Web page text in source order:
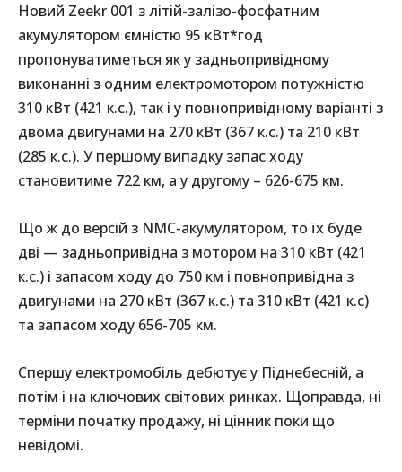
Новий Zeekr 001 з літій-залізо-фосфатним
акумулятором ємністю 95 кВт*год
пропонуватиметься як у задньопривідному
виконанні з одним електромотором потужністю
310 кВт (421 к.с.), так і у повнопривідному варіанті з
двома двигунами на 270 кВт (367 к.с.) та 210 кВт
(285 к.с.). У першому випадку запас ходу
становитиме 722 км, а у другому – 626-675 км.
Що ж до версій з NMC-акумулятором, то їх буде
дві — задньопривідна з мотором на 310 кВт (421
к.с.) і запасом ходу до 750 км і повнопривідна з
двигунами на 270 кВт (367 к.с.) та 310 кВт (421 к.с)
та запасом ходу 656-705 км.
Спершу електромобіль дебютує у Піднебесній, а
потім і на ключових світових ринках. Щоправда, ні
терміни початку продажу, ні цінник поки що
невідомі.